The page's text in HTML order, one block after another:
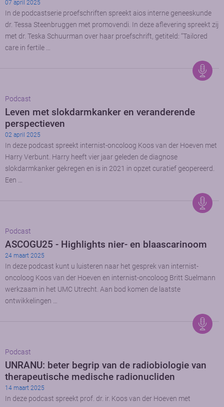
07 april 2025
In de podcastserie proefschriften spreekt aios interne geneeskunde
dr. Tessa Steenbruggen met promovendi. In deze aflevering spreekt zij
met dr. Teska Schuurman over haar proefschrift, getiteld: “Tailored
care in fertile …
Podcast
Leven met slokdarmkanker en veranderende
perspectieven
02 april 2025
In deze podcast spreekt internist-oncoloog Koos van der Hoeven met
Harry Verbunt. Harry heeft vier jaar geleden de diagnose
slokdarmkanker gekregen en is in 2021 in opzet curatief geopereerd.
Een …
Podcast
ASCOGU25 - Highlights nier- en blaascarinoom
24 maart 2025
In deze podcast kunt u luisteren naar het gesprek van internist-
oncoloog Koos van der Hoeven en internist-oncoloog Britt Suelmann
werkzaam in het UMC Utrecht. Aan bod komen de laatste
ontwikkelingen …
Podcast
UNRANU: beter begrip van de radiobiologie van
therapeutische medische radionucliden
14 maart 2025
In deze podcast spreekt prof. dr. ir. Koos van der Hoeven met